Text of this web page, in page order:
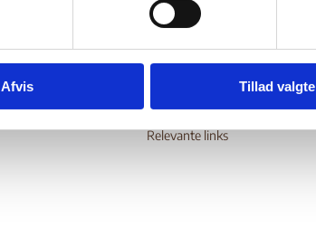
Afvis Tillad valgte
Digital Post - Virksomheder
Relevante links